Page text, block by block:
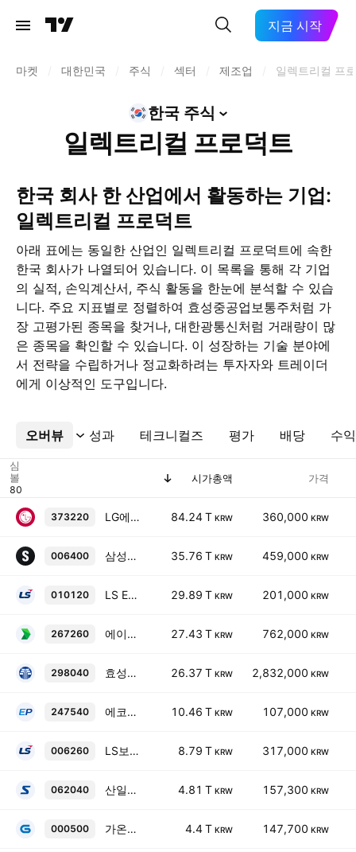
지금 시작
마켓 대한민국 주식 섹터 제조업 일렉트리컬 프
한국 주식
일렉트리컬 프로덕트
한국 회사 한 산업에서 활동하는 기업:
일렉트리컬 프로덕트
아래 표에는 동일한 산업인 일렉트리컬 프로덕트에 속한
한국 회사가 나열되어 있습니다. 이 목록을 통해 각 기업
의 실적, 손익계산서, 주식 활동을 한눈에 분석할 수 있습
니다. 주요 지표별로 정렬하여 효성중공업보통주처럼 가
장 고평가된 종목을 찾거나, 대한광통신처럼 거래량이 많
은 종목을 확인할 수 있습니다. 이 성장하는 기술 분야에
서 전략을 수립하거나 정교화하려는 투자자와 트레이더
에게 이상적인 도구입니다.
오버뷰 성과 테크니컬즈 평가 배당 수
더보기
심
볼
시가총액 가격
373220 LG에너지솔루션보통주 84.24 T KRW 360,000 KRW
006400 삼성SDI보통주 35.76 T KRW 459,000 KRW
010120 LS ELECTRIC보통주 29.89 T KRW 201,000 KRW
267260 에이치디현대일렉트릭보통주 27.43 T KRW 762,000 KRW
298040 효성중공업보통주 26.37 T KRW 2,832,000 KRW
247540 에코프로비엠 10.46 T KRW 107,000 KRW
006260 LS보통주 8.79 T KRW 317,000 KRW
062040 산일전기보통주 4.81 T KRW 157,300 KRW
000500 가온전선보통주 4.4 T KRW 147,700 KRW